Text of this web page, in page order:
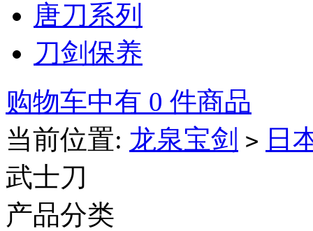
唐刀系列
刀剑保养
购物车中有 0 件商品
当前位置: 龙泉宝剑 > 日
武士刀
产品分类